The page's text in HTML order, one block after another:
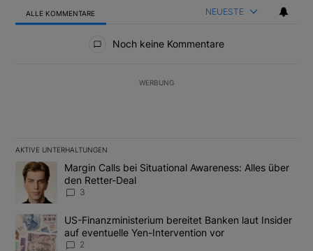
ALLE KOMMENTARE NEUESTE
Noch keine Kommentare
WERBUNG
AKTIVE UNTERHALTUNGEN
Das Folgende ist eine Liste der am meisten kommentierten
Ein Trendartikel mit dem Titel "Margin Calls bei Situational
Margin Calls bei Situational Awareness: Alles über
den Retter-Deal
3
Ein Trendartikel mit dem Titel "US-Finanzministerium bereitet
US-Finanzministerium bereitet Banken laut Insider
auf eventuelle Yen-Intervention vor
2